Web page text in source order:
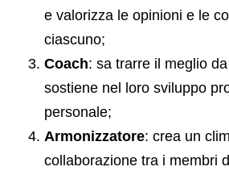
e valorizza le opinioni e le
ciascuno;
Coach: sa trarre il meglio
sostiene nel loro sviluppo
personale;
Armonizzatore: crea un
collaborazione tra i membri